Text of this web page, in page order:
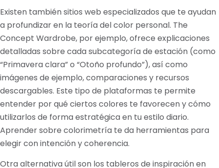
Existen también sitios web especializados que te ayudan
a profundizar en la teoría del color personal. The
Concept Wardrobe, por ejemplo, ofrece explicaciones
detalladas sobre cada subcategoría de estación (como
“Primavera clara” o “Otoño profundo”), así como
imágenes de ejemplo, comparaciones y recursos
descargables. Este tipo de plataformas te permite
entender por qué ciertos colores te favorecen y cómo
utilizarlos de forma estratégica en tu estilo diario.
Aprender sobre colorimetría te da herramientas para
elegir con intención y coherencia.
Otra alternativa útil son los tableros de inspiración en